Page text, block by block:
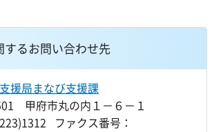
するお問い合わせ先
援局まなび支援課
甲府市丸の内１－６－１
ファクス番号：